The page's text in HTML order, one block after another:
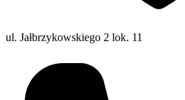
ul. Jałbrzykowskiego 2 lok. 11